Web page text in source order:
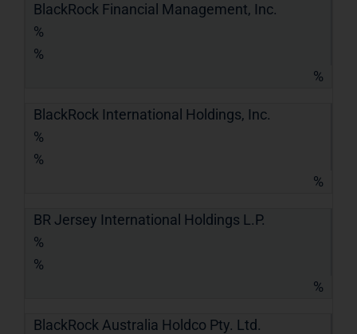
BlackRock Financial Management, Inc.
%
%
%
BlackRock International Holdings, Inc.
%
%
%
BR Jersey International Holdings L.P.
%
%
%
BlackRock Australia Holdco Pty. Ltd.